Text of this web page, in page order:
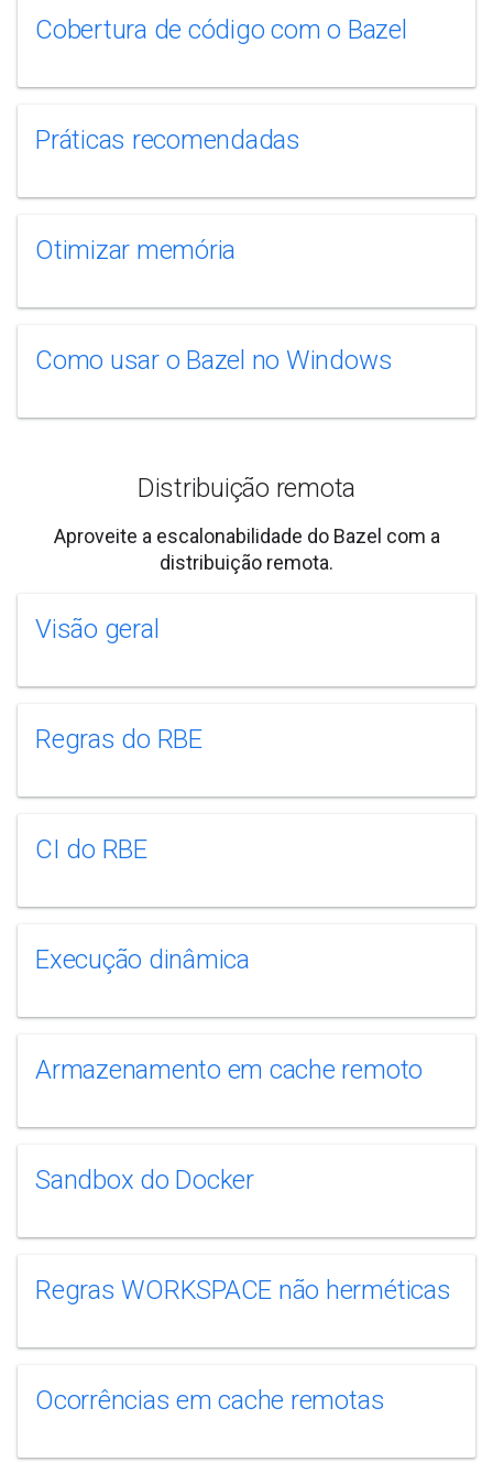
Cobertura de código com o Bazel
Práticas recomendadas
Otimizar memória
Como usar o Bazel no Windows
Distribuição remota
Aproveite a escalonabilidade do Bazel com a
distribuição remota.
Visão geral
Regras do RBE
CI do RBE
Execução dinâmica
Armazenamento em cache remoto
Sandbox do Docker
Regras WORKSPACE não herméticas
Ocorrências em cache remotas